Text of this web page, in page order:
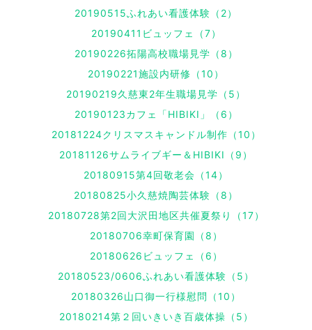
20190515ふれあい看護体験（2）
20190411ビュッフェ（7）
20190226拓陽高校職場見学（8）
20190221施設内研修（10）
20190219久慈東2年生職場見学（5）
20190123カフェ「HIBIKI」（6）
20181224クリスマスキャンドル制作（10）
20181126サムライブギー＆HIBIKI（9）
20180915第4回敬老会（14）
20180825小久慈焼陶芸体験（8）
20180728第2回大沢田地区共催夏祭り（17）
20180706幸町保育園（8）
20180626ビュッフェ（6）
20180523/0606ふれあい看護体験（5）
20180326山口御一行様慰問（10）
20180214第２回いきいき百歳体操（5）